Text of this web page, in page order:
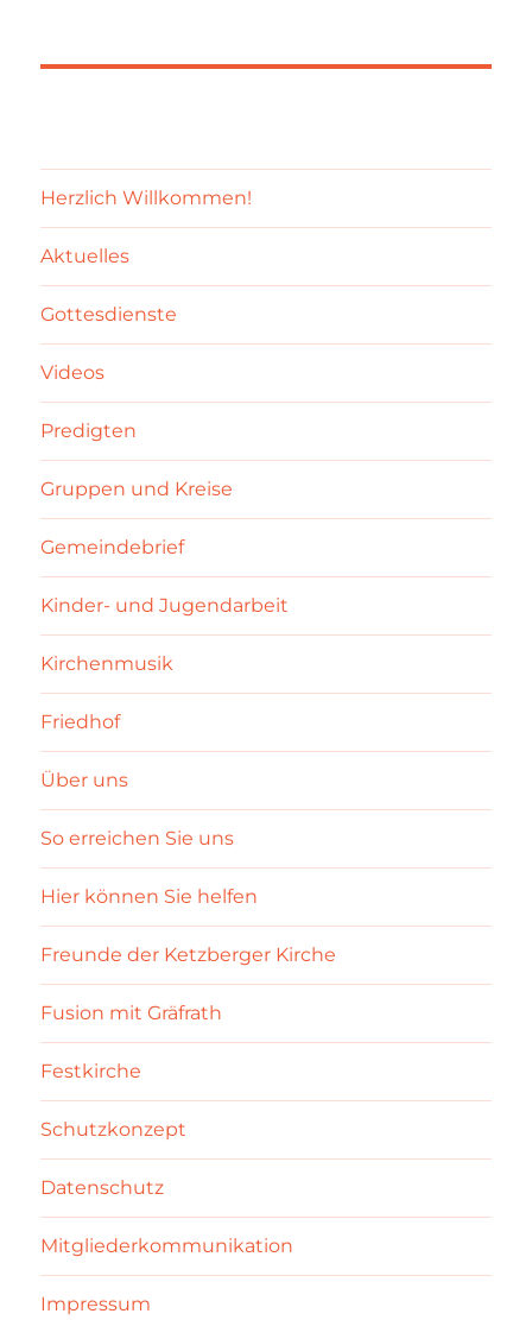
Herzlich Willkommen!
Aktuelles
Gottesdienste
Videos
Predigten
Gruppen und Kreise
Gemeindebrief
Kinder- und Jugendarbeit
Kirchenmusik
Friedhof
Über uns
So erreichen Sie uns
Hier können Sie helfen
Freunde der Ketzberger Kirche
Fusion mit Gräfrath
Festkirche
Schutzkonzept
Datenschutz
Mitgliederkommunikation
Impressum